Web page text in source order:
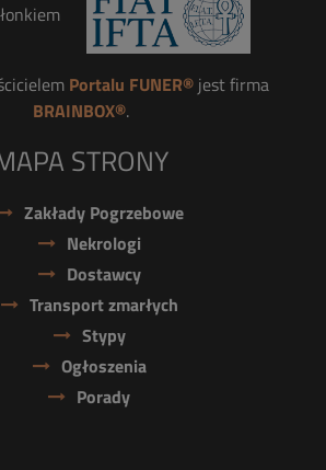
Portalu FUNER®jest firma
BRAINBOX®.
STRONY
Zakłady Pogrzebowe
Nekrologi
Dostawcy
Transport zmarłych
Stypy
Ogłoszenia
Porady